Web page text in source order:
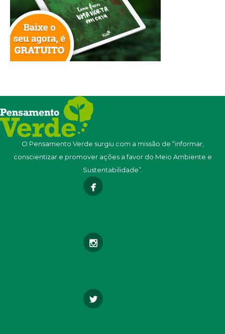
O Pensamento Verde surgiu com a missão de “informar,
conscientizar e promover ações a favor do Meio Ambiente e
Sustentabilidade”.